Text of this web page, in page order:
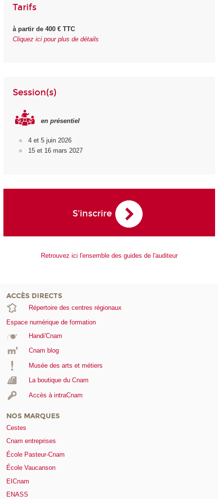
Tarifs
à partir de 400 € TTC
Cliquez ici pour plus de détails
Session(s)
en présentiel
4 et 5 juin 2026
15 et 16 mars 2027
S'inscrire
Retrouvez ici l'ensemble des guides de l'auditeur
ACCÈS DIRECTS
Répertoire des centres régionaux
Espace numérique de formation
Handi'Cnam
Cnam blog
Musée des arts et métiers
La boutique du Cnam
Accès à intraCnam
NOS MARQUES
Cestes
Cnam entreprises
École Pasteur-Cnam
École Vaucanson
EICnam
ENASS